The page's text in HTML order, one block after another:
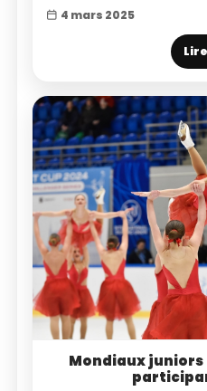
4 mars 2025
Lire
Mondiaux juniors